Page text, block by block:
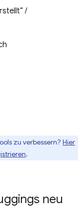
/
zu verbessern? Hier
.
neu